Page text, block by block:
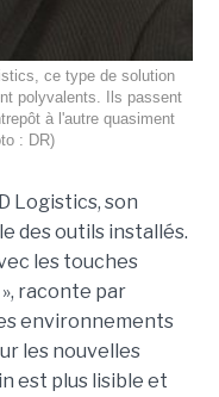
ce type de solution
polyvalents. Ils passent
à l'autre quasiment
: DR)
Logistics, son
des outils installés.
les touches
raconte par
environnements
les nouvelles
est plus lisible et